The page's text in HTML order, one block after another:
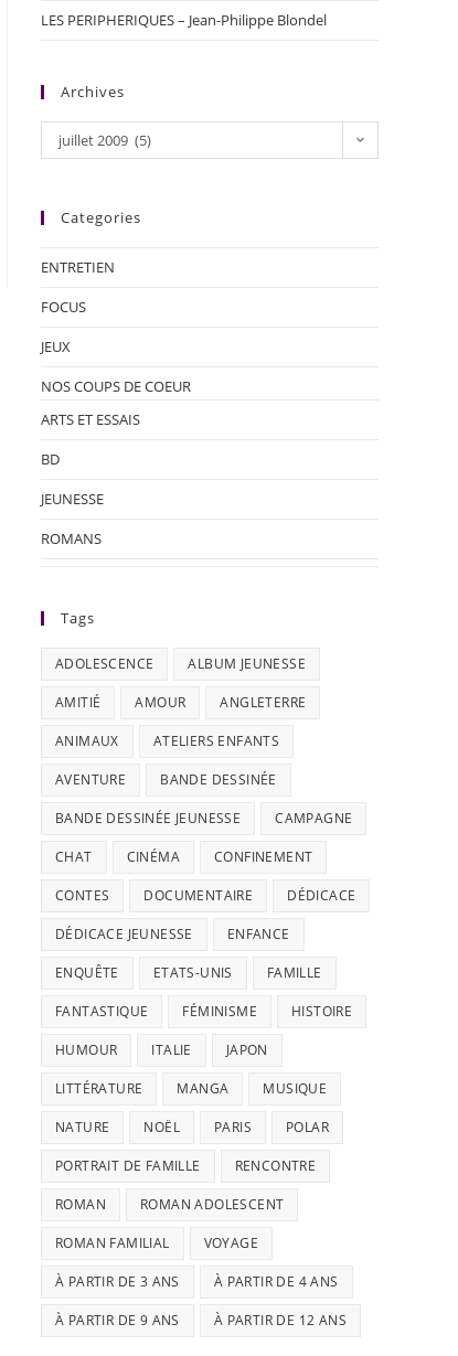
LES PERIPHERIQUES – Jean-Philippe Blondel
Archives
juillet 2009 (5)
Categories
ENTRETIEN
FOCUS
JEUX
NOS COUPS DE COEUR
ARTS ET ESSAIS
BD
JEUNESSE
ROMANS
Tags
ADOLESCENCE ALBUM JEUNESSE
AMITIÉ AMOUR ANGLETERRE
ANIMAUX ATELIERS ENFANTS
AVENTURE BANDE DESSINÉE
BANDE DESSINÉE JEUNESSE CAMPAGNE
CHAT CINÉMA CONFINEMENT
CONTES DOCUMENTAIRE DÉDICACE
DÉDICACE JEUNESSE ENFANCE
ENQUÊTE ETATS-UNIS FAMILLE
FANTASTIQUE FÉMINISME HISTOIRE
HUMOUR ITALIE JAPON
LITTÉRATURE MANGA MUSIQUE
NATURE NOËL PARIS POLAR
PORTRAIT DE FAMILLE RENCONTRE
ROMAN ROMAN ADOLESCENT
ROMAN FAMILIAL VOYAGE
À PARTIR DE 3 ANS À PARTIR DE 4 ANS
À PARTIR DE 9 ANS À PARTIR DE 12 ANS